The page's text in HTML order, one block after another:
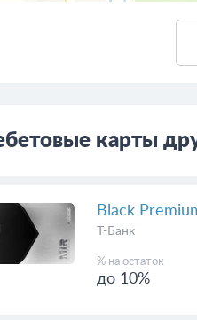
карты
Black
Т-Банк
% на остаток
до 10%